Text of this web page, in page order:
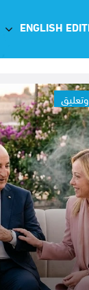
ENGLISH